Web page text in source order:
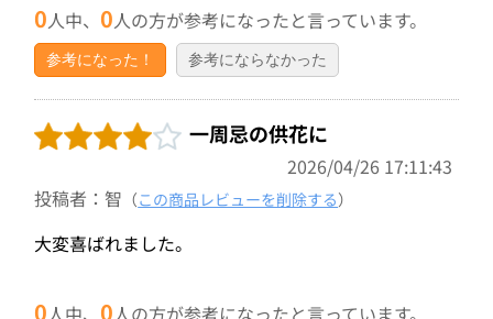
0人中、0人の方が参考になったと言っています。
参考になった！ 参考にならなかった
一周忌の供花に
2026/04/26 17:11:43
投稿者：智 （この商品レビューを削除する）
大変喜ばれました。
0 人中、0 人の方が参考になったと言っています。